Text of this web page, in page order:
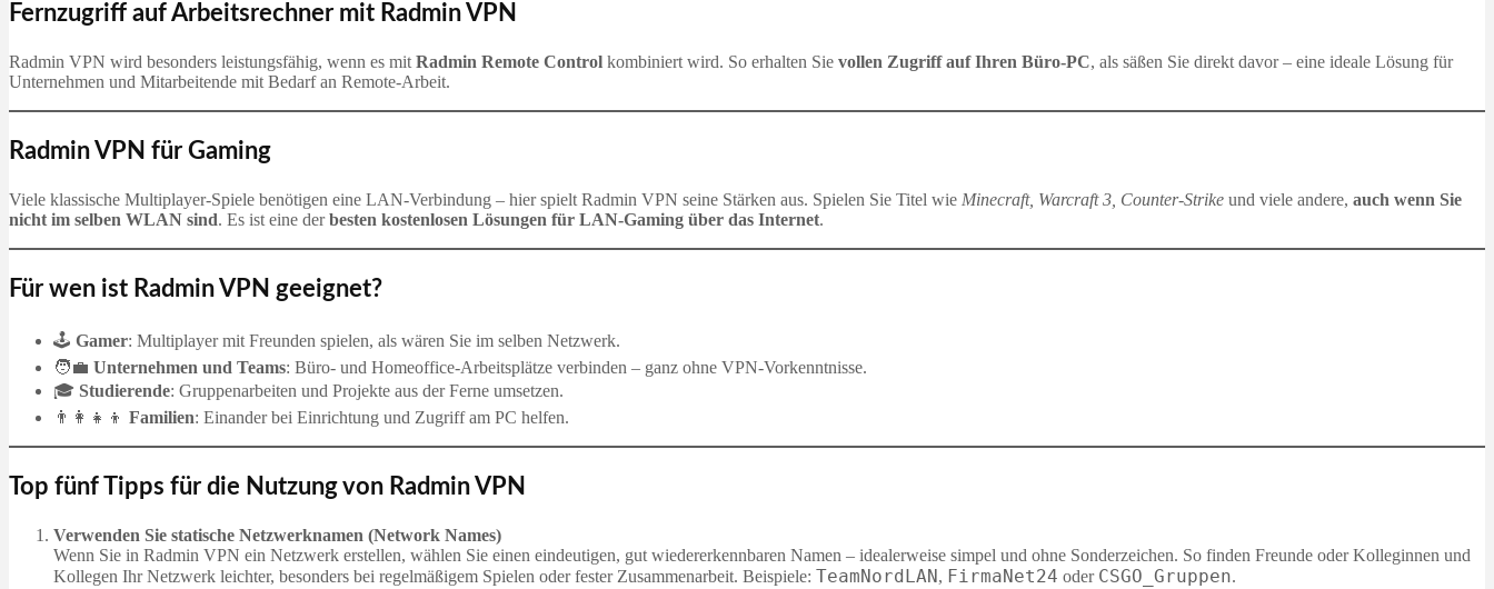
Fernzugriff auf Arbeitsrechner mit Radmin VPN
Radmin VPN wird besonders leistungsfähig, wenn es mit Radmin Remote Control kombiniert wird. So erhalten Sie vollen Zugriff auf Ihren Büro‑PC, als säßen Sie direkt davor – eine ideale Lösung für
Unternehmen und Mitarbeitende mit Bedarf an Remote‑Arbeit.
Radmin VPN für Gaming
Viele klassische Multiplayer‑Spiele benötigen eine LAN‑Verbindung – hier spielt Radmin VPN seine Stärken aus. Spielen Sie Titel wie Minecraft, Warcraft 3, Counter-Strike und viele andere, auch wenn Sie
nicht im selben WLAN sind. Es ist eine derbesten kostenlosen Lösungen für LAN‑Gaming über das Internet.
Für wen ist Radmin VPN geeignet?
🕹 Gamer: Multiplayer mit Freunden spielen, als wären Sie im selben Netzwerk.
🧑‍💼 Unternehmen und Teams: Büro- und Homeoffice-Arbeitsplätze verbinden – ganz ohne VPN-Vorkenntnisse.
🎓 Studierende: Gruppenarbeiten und Projekte aus der Ferne umsetzen.
👨‍👩‍👧‍👦 Familien: Einander bei Einrichtung und Zugriff am PC helfen.
Top fünf Tipps für die Nutzung von Radmin VPN
Verwenden Sie statische Netzwerknamen (Network Names)
Wenn Sie in Radmin VPN ein Netzwerk erstellen, wählen Sie einen eindeutigen, gut wiedererkennbaren Namen – idealerweise simpel und ohne Sonderzeichen. So finden Freunde oder Kolleginnen und
Kollegen Ihr Netzwerk leichter, besonders bei regelmäßigem Spielen oder fester Zusammenarbeit. Beispiele: TeamNordLAN , FirmaNet24 oder CSGO_Gruppen.